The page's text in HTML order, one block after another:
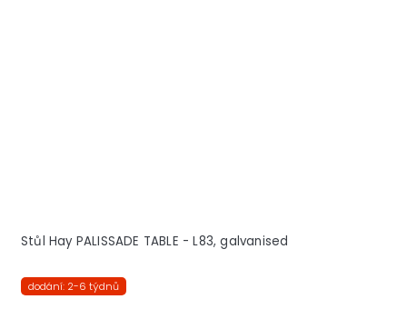
Stůl Hay PALISSADE TABLE - L83, galvanised
dodání: 2-6 týdnů